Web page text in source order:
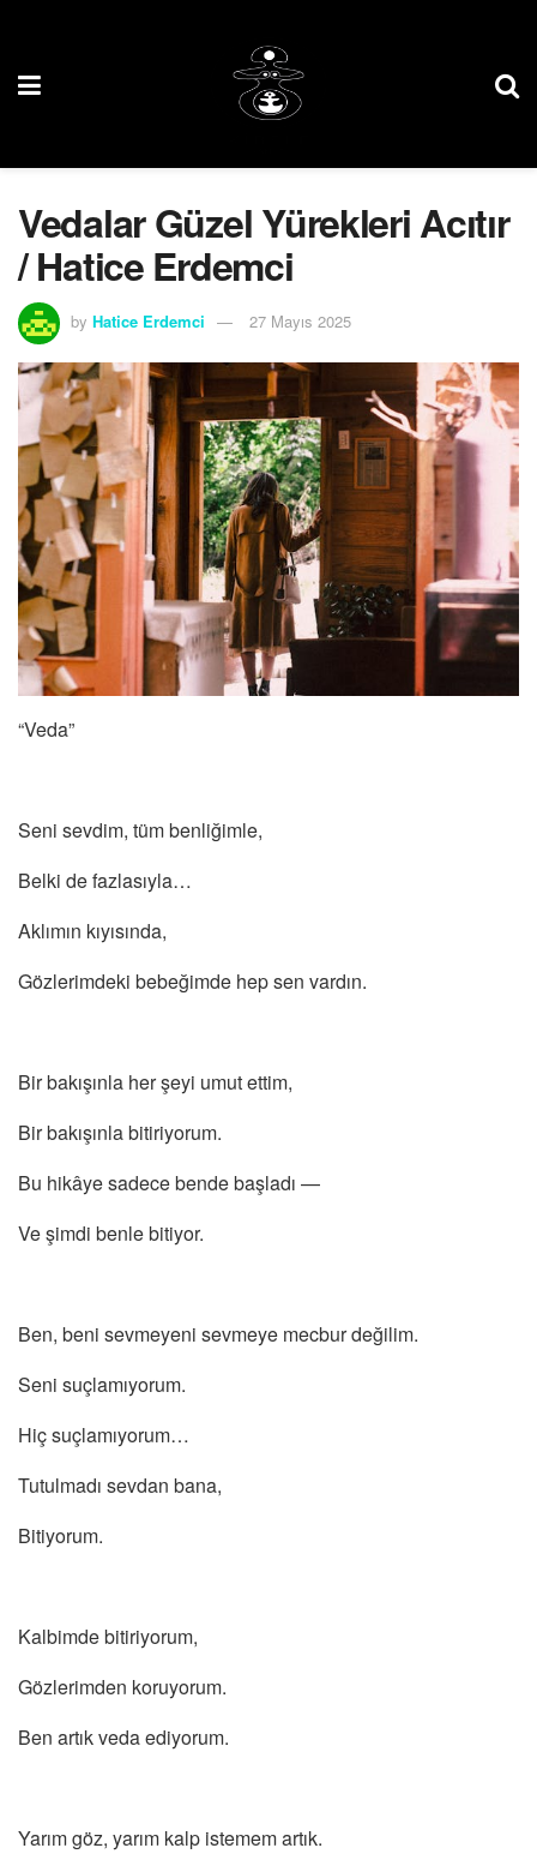
Vedalar Güzel Yürekleri Acıtır
/ Hatice Erdemci
by Hatice Erdemci 27 Mayıs 2025
“Veda”
Seni sevdim, tüm benliğimle,
Belki de fazlasıyla…
Aklımın kıyısında,
Gözlerimdeki bebeğimde hep sen vardın.
Bir bakışınla her şeyi umut ettim,
Bir bakışınla bitiriyorum.
Bu hikâye sadece bende başladı —
Ve şimdi benle bitiyor.
Ben, beni sevmeyeni sevmeye mecbur değilim.
Seni suçlamıyorum.
Hiç suçlamıyorum…
Tutulmadı sevdan bana,
Bitiyorum.
Kalbimde bitiriyorum,
Gözlerimden koruyorum.
Ben artık veda ediyorum.
Yarım göz, yarım kalp istemem artık.